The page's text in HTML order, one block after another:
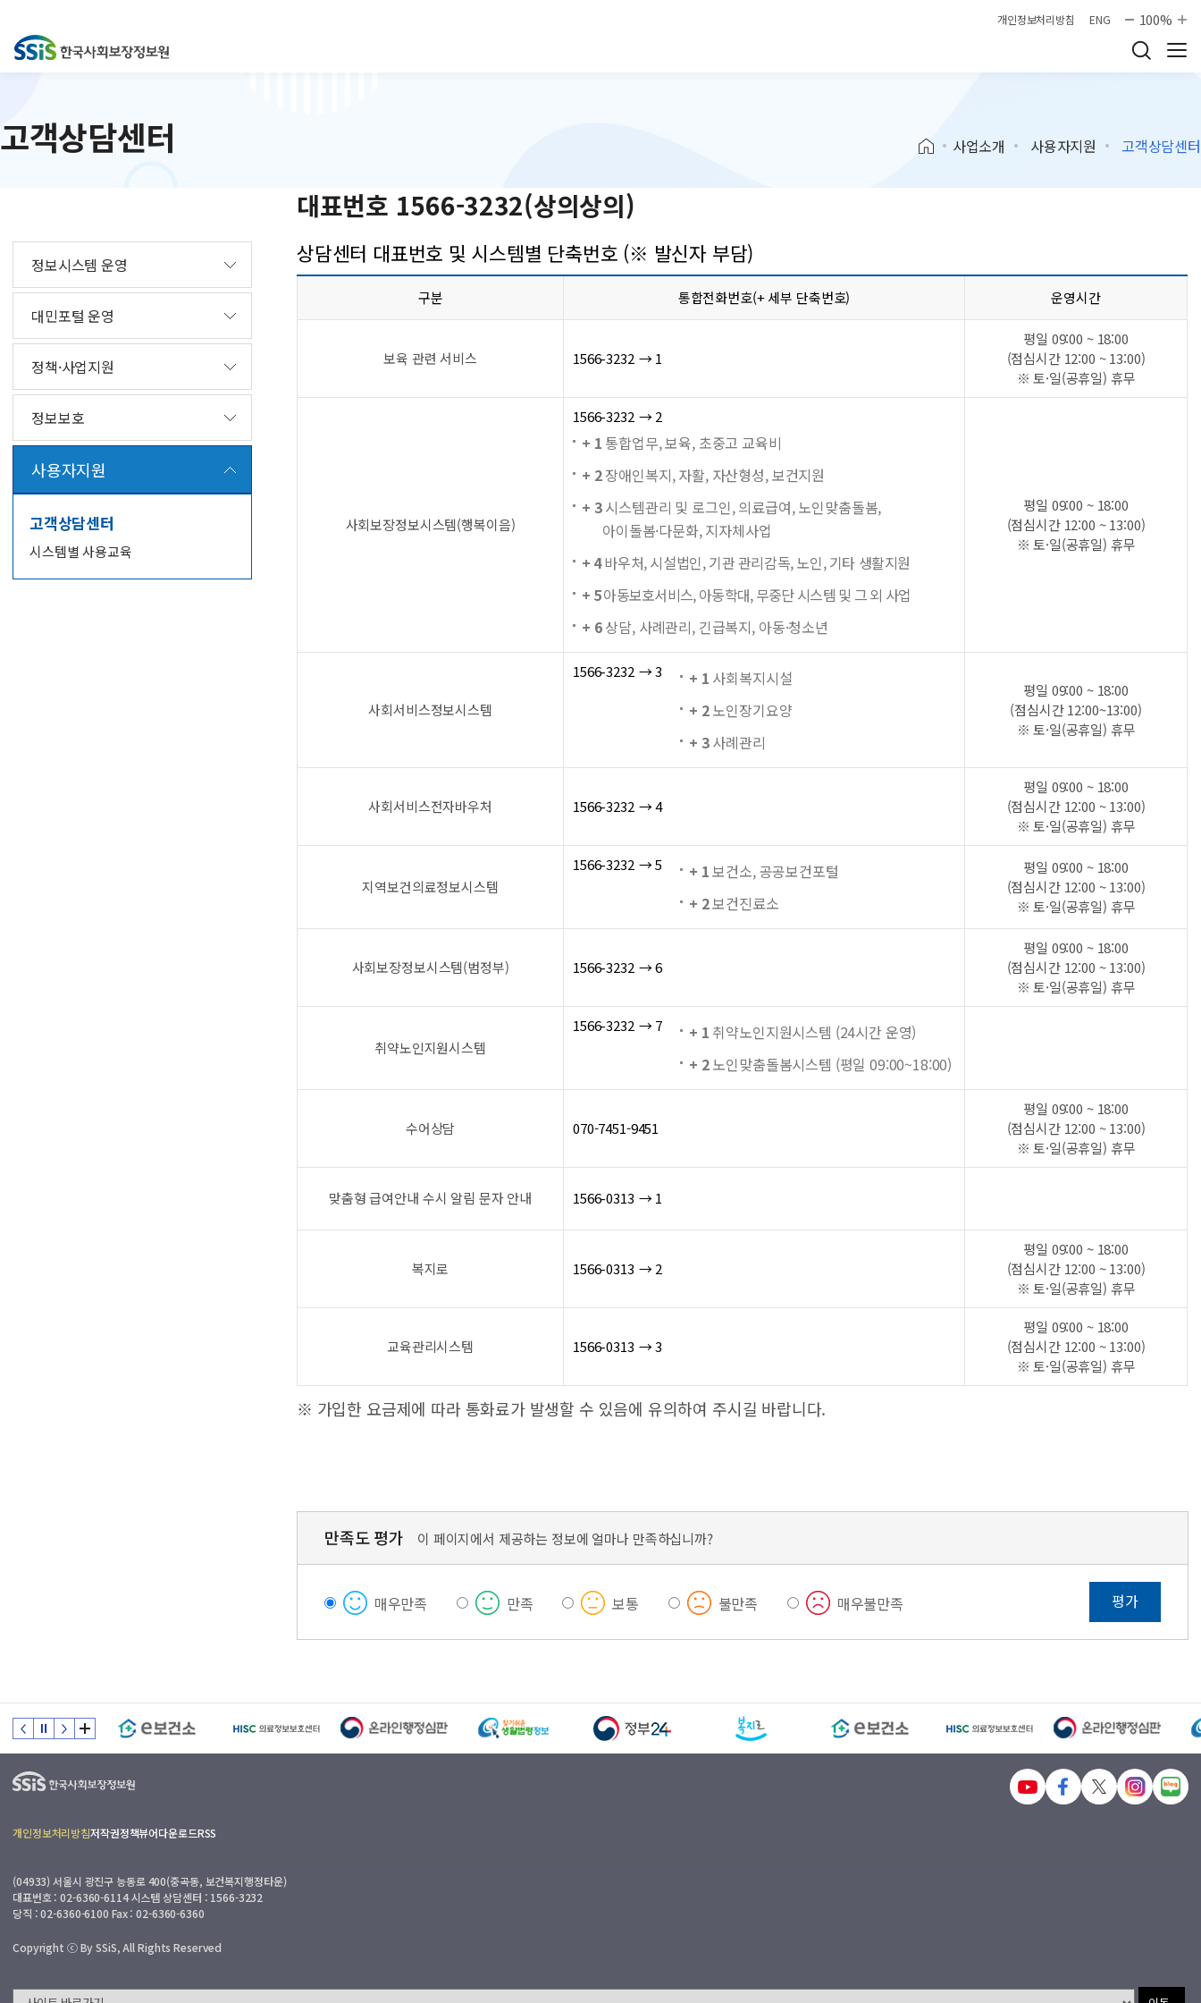
개인정보처리방침 ENG 100%
고객상담센터 사업소개 사용자지원 고객상담센터
정보시스템 운영
대민포털 운영
정책·사업지원
정보보호
사용자지원
고객상담센터
시스템별 사용교육
대표번호 1566-3232(상의상의)
상담센터 대표번호 및 시스템별 단축번호 (※ 발신자 부담)
구분 통합전화번호(+ 세부 단축번호) 운영시간
보육 관련 서비스 1566-3232 → 1
평일 09:00 ~ 18:00
(점심시간 12:00 ~ 13:00)
※ 토·일(공휴일) 휴무
사회보장정보시스템(행복이음)
1566-3232 → 2
+ 1 통합업무, 보육, 초중고 교육비
+ 2장애인복지, 자활, 자산형성, 보건지원
+ 3시스템관리 및 로그인, 의료급여, 노인맞춤돌봄,
아이돌봄·다문화, 지자체사업
+ 4바우처, 시설법인, 기관 관리감독, 노인, 기타 생활지원
+ 5아동보호서비스, 아동학대, 무중단 시스템 및 그 외 사업
+ 6상담, 사례관리, 긴급복지, 아동·청소년
평일 09:00 ~ 18:00
(점심시간 12:00 ~ 13:00)
※ 토·일(공휴일) 휴무
사회서비스정보시스템
1566-3232 → 3 + 1 사회복지시설
+ 2노인장기요양
+ 3사례관리
평일 09:00 ~ 18:00
(점심시간 12:00~13:00)
※ 토·일(공휴일) 휴무
사회서비스전자바우처 1566-3232 → 4
평일 09:00 ~ 18:00
(점심시간 12:00 ~ 13:00)
※ 토·일(공휴일) 휴무
지역보건의료정보시스템
1566-3232 → 5 + 1보건소, 공공보건포털
+ 2보건진료소
평일 09:00 ~ 18:00
(점심시간 12:00 ~ 13:00)
※ 토·일(공휴일) 휴무
사회보장정보시스템(범정부) 1566-3232 → 6
평일 09:00 ~ 18:00
(점심시간 12:00 ~ 13:00)
※ 토·일(공휴일) 휴무
취약노인지원시스템
1566-3232 → 7 + 1 취약노인지원시스템 (24시간 운영)
+ 2노인맞춤돌봄시스템 (평일 09:00~18:00)
수어상담 070-7451-9451
평일 09:00 ~ 18:00
(점심시간 12:00 ~ 13:00)
※ 토·일(공휴일) 휴무
맞춤형 급여안내 수시 알림 문자 안내 1566-0313 → 1
복지로 1566-0313 → 2
평일 09:00 ~ 18:00
(점심시간 12:00 ~ 13:00)
※ 토·일(공휴일) 휴무
교육관리시스템 1566-0313 → 3
평일 09:00 ~ 18:00
(점심시간 12:00 ~ 13:00)
※ 토·일(공휴일) 휴무
※ 가입한 요금제에 따라 통화료가 발생할 수 있음에 유의하여 주시길 바랍니다.
만족도 평가 이 페이지에서 제공하는 정보에 얼마나 만족하십니까?
매우만족 만족 보통 불만족 매우불만족 평가
개인정보처리방침저작권정책뷰어다운로드RSS
(04933) 서울시 광진구 능동로 400(중곡동, 보건복지행정타운)
대표번호 : 02-6360-6114 시스템 상담센터 : 1566-3232
당직 : 02-6360-6100 Fax : 02-6360-6360
Copyright ⓒ By SSiS, All Rights Reserved